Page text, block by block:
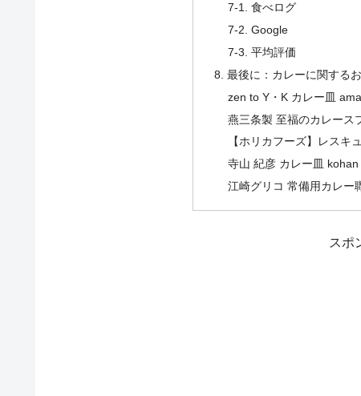
7-1. 食べログ
7-2. Google
7-3. 平均評価
8. 最後に：カレーに関する
zen to Y・K カレー皿
燕三条製 至福のカレース
【ホリカフーズ】レスキ
寺山 紀彦 カレー皿
江崎グリコ 常備用カレー
スポ